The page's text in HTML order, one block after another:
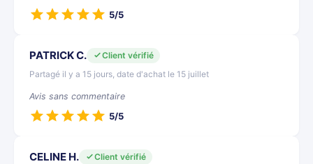
5/5
PATRICK C.
Client vérifié
Partagé il y a 15 jours, date d'achat le 15 juillet
Avis sans commentaire
5/5
CELINE H.
Client vérifié